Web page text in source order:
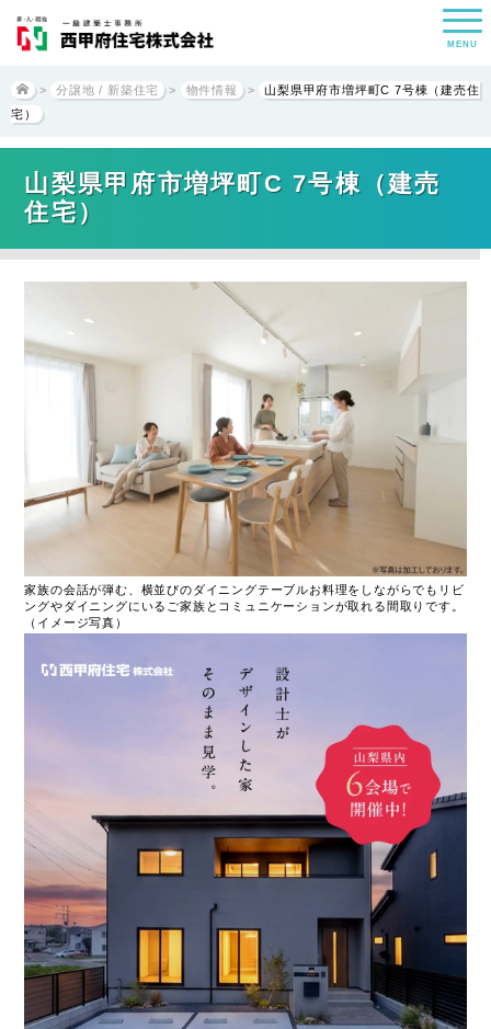
MENU
> 分譲地 / 新築住宅 > 物件情報 >
山梨県甲府市増坪町C 7号棟（建売住
宅）
山梨県甲府市増坪町C 7号棟（建売
住宅）
家族の会話が弾む、横並びのダイニングテーブルお料理をしながらでもリビ
ングやダイニングにいるご家族とコミュニケーションが取れる間取りです。
（イメージ写真）